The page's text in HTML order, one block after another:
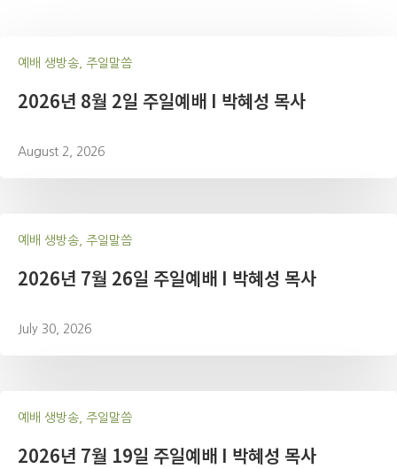
예배 생방송, 주일말씀
2026년 8월 2일 주일예배 I 박혜성 목사
August 2, 2026
예배 생방송, 주일말씀
2026년 7월 26일 주일예배 I 박혜성 목사
July 30, 2026
예배 생방송, 주일말씀
2026년 7월 19일 주일예배 I 박혜성 목사